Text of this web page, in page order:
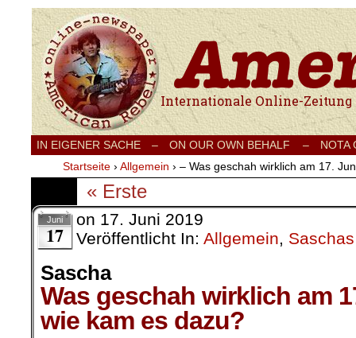
Internationale Onlinezeitung für Frieden,
IN EIGENER SACHE – ON OUR OWN BEHALF –
NOTA
Startseite › Allgemein › – Was geschah wirklich am 17.
« Erste
Juni
17
on 17. Juni 2019
Veröffentlicht In: Allgemein,
Sascha
Was geschah wirklich am
wie kam es dazu?